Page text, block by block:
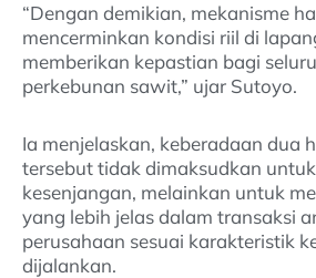
“Dengan demikian, mekanisme
mencerminkan kondisi riil di
memberikan kepastian bagi
perkebunan sawit,” ujar Sutoyo.
Ia menjelaskan, keberadaan dua
tersebut tidak dimaksudkan
kesenjangan, melainkan untuk
yang lebih jelas dalam transaksi
perusahaan sesuai karakteristik
dijalankan.